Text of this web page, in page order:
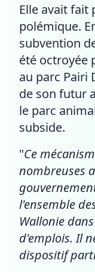
Elle avait
polémique.
subvention
été octroyée
au parc Pairi
de son futur
le parc
subside.
"Ce
nombreuses
l'ensemble
Wallonie
d'emplois. Il
dispositif